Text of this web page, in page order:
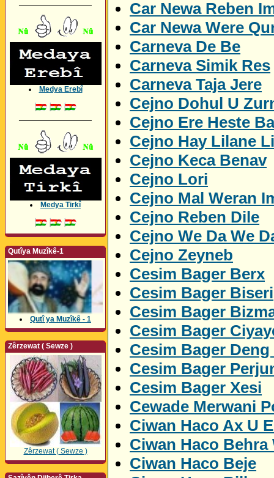
Medya Erebî
Medya Tirkî
Qutîya Muzîkê-1
Qutî ya Muzîkê - 1
Zêrzewat ( Sewze )
Zêrzewat ( Sewze )
Car Newa Reben
Car Newa Were
Carneva De Be
Carneva Simik Res
Carneva Taja Jere
Cejno Dohul U
Cejno Ere Heste
Cejno Hay Lilane
Cejno Keca Benav
Cejno Lori
Cejno Mal Weran
Cejno Reben Dile
Cejno We Da We
Cejno Zeyneb
Cesim Bager Berx
Cesim Bager Biseri
Cesim Bager
Cesim Bager
Cesim Bager
Cesim Bager
Cesim Bager Xesi
Cewade Merwani
Ciwan Haco Ax U
Ciwan Haco Behra
Ciwan Haco Beje